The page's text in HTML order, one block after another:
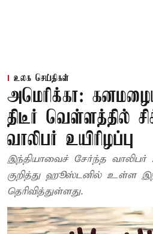
உலக செய்திகள்
அமெரிக்கா:
திடீர் வெள்ளத்தில்
வாலிபர் உயிரிழப்பு
இந்தியாவைச் சேர்ந்த வாலிபர்
குறித்து ஹூஸ்டனில் உள்ள
தெரிவித்துள்ளது.